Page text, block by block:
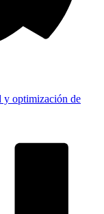
y optimización de